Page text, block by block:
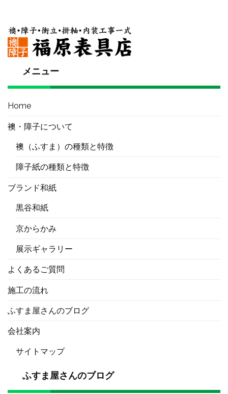
メニュー
Home
襖・障子について
襖（ふすま）の種類と特徴
障子紙の種類と特徴
ブランド和紙
黒谷和紙
京からかみ
展示ギャラリー
よくあるご質問
施工の流れ
ふすま屋さんのブログ
会社案内
サイトマップ
ふすま屋さんのブログ